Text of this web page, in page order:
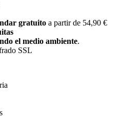
gratuito a partir de 54,90 €
el medio ambiente.
SSL